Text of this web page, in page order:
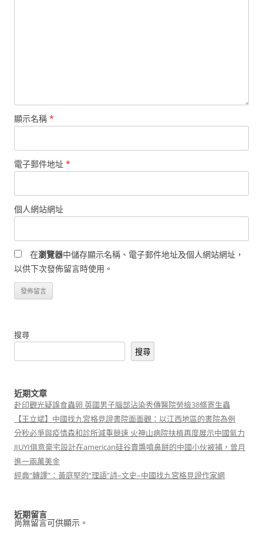
顯示名稱 *
電子郵件地址 *
個人網站網址
在瀏覽器中儲存顯示名稱、電子郵件地址及個人網站網址，
以供下次發佈留言時使用。
搜尋
搜尋
近期文章
赴印觀光疑誤食蟲卵 英國男子腦部沾染秀傳醫院勞檢38條寄生蟲
【王立斌】中國找九宮格見證書院面面觀：以江西地區的書院為例
分秒必爭與疫情森和診所減重競速 火神山病院扶植再度展示中國氣力
JIUYI俱意豪宅設計在american硅谷賣醬噴鼻餅的中國小伙被捕，曾月
進一兩萬美金
經典“轉譯”：黃庭堅的“理語”詩–文史–中國找九宮格見證作家網
近期留言
尚無留言可供顯示。